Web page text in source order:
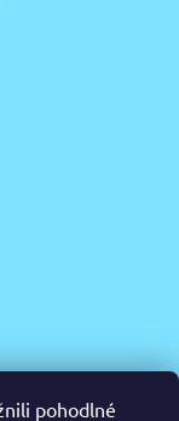
pohodlné